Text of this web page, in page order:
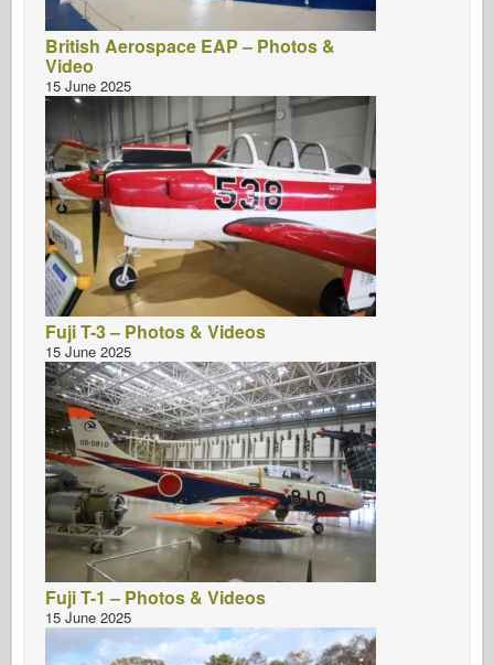
British Aerospace EAP – Photos &
Video
15 June 2025
Fuji T-3 – Photos & Videos
15 June 2025
Fuji T-1 – Photos & Videos
15 June 2025